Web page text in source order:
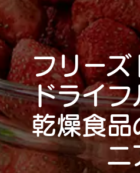
フリー
ドライ
乾燥食
ニ